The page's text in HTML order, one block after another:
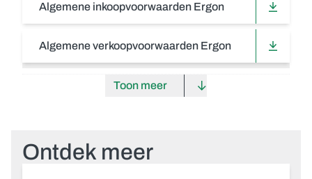
Algemene inkoopvoorwaarden Ergon
Algemene verkoopvoorwaarden Ergon
Toon meer
Ontdek meer